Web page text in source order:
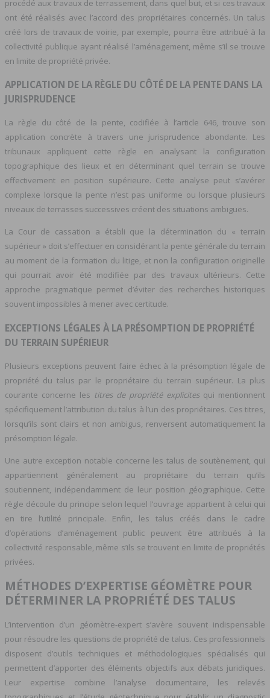
procédé aux travaux de terrassement, dans quel but, et si ces travaux
ont été réalisés avec l’accord des propriétaires concernés. Un talus
créé lors de travaux de voirie, par exemple, pourra être attribué à la
collectivité publique ayant réalisé l’aménagement, même s’il se trouve
en limite de propriété privée.
APPLICATION DE LA RÈGLE DU CÔTÉ DE LA PENTE DANS LA
JURISPRUDENCE
La règle du côté de la pente, codifiée à l’article 646, trouve son
application concrète à travers une jurisprudence abondante. Les
tribunaux appliquent cette règle en analysant la configuration
topographique des lieux et en déterminant quel terrain se trouve
effectivement en position supérieure. Cette analyse peut s’avérer
complexe lorsque la pente n’est pas uniforme ou lorsque plusieurs
niveaux de terrasses successives créent des situations ambiguës.
La Cour de cassation a établi que la détermination du « terrain
supérieur » doit s’effectuer en considérant la pente générale du terrain
au moment de la formation du litige, et non la configuration originelle
qui pourrait avoir été modifiée par des travaux ultérieurs. Cette
approche pragmatique permet d’éviter des recherches historiques
souvent impossibles à mener avec certitude.
EXCEPTIONS LÉGALES À LA PRÉSOMPTION DE PROPRIÉTÉ
DU TERRAIN SUPÉRIEUR
Plusieurs exceptions peuvent faire échec à la présomption légale de
propriété du talus par le propriétaire du terrain supérieur. La plus
courante concerne les titres de propriété explicites qui mentionnent
spécifiquement l’attribution du talus à l’un des propriétaires. Ces titres,
lorsqu’ils sont clairs et non ambigus, renversent automatiquement la
présomption légale.
Une autre exception notable concerne les talus de soutènement, qui
appartiennent généralement au propriétaire du terrain qu’ils
soutiennent, indépendamment de leur position géographique. Cette
règle découle du principe selon lequel l’ouvrage appartient à celui qui
en tire l’utilité principale. Enfin, les talus créés dans le cadre
d’opérations d’aménagement public peuvent être attribués à la
collectivité responsable, même s’ils se trouvent en limite de propriétés
privées.
MÉTHODES D’EXPERTISE GÉOMÈTRE POUR
DÉTERMINER LA PROPRIÉTÉ DES TALUS
L’intervention d’un géomètre-expert s’avère souvent indispensable
pour résoudre les questions de propriété de talus. Ces professionnels
disposent d’outils techniques et méthodologiques spécialisés qui
permettent d’apporter des éléments objectifs aux débats juridiques.
Leur expertise combine l’analyse documentaire, les relevés